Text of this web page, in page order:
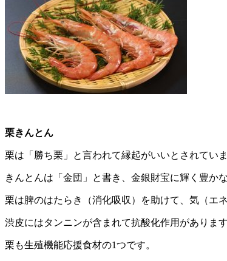
栗きんとん
栗は「勝ち栗」と言われて縁起がいいとされていま
きんとんは「金団」と書き、金銀財宝に輝く豊か
栗は脾のはたらき（消化吸収）を助けて、気（エ
渋皮にはタンニンが含まれて抗酸化作用がありま
栗も生殖機能応援食材の1つです。